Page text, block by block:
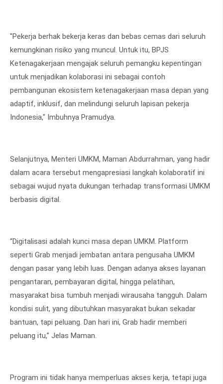
"Pekerja berhak bekerja keras dan bebas cemas dari seluruh
kemungkinan risiko yang muncul. Untuk itu, BPJS
Ketenagakerjaan mengajak seluruh pemangku kepentingan
untuk menjadikan kolaborasi ini sebagai contoh
pembangunan ekosistem ketenagakerjaan masa depan yang
adaptif, inklusif, dan melindungi seluruh lapisan pekerja
Indonesia," Imbuhnya Pramudya.
Selanjutnya, Menteri UMKM, Maman Abdurrahman, yang hadir
dalam acara tersebut mengapresiasi langkah kolaboratif ini
sebagai wujud nyata dukungan terhadap transformasi UMKM
berbasis digital.
“Digitalisasi adalah kunci masa depan UMKM. Platform
seperti Grab menjadi jembatan antara pengusaha UMKM
dengan pasar yang lebih luas. Dengan adanya akses layanan
pengantaran, pembayaran digital, hingga pelatihan,
masyarakat bisa tumbuh menjadi wirausaha tangguh. Dalam
kondisi sulit, yang dibutuhkan masyarakat bukan sekadar
bantuan, tapi peluang. Dan hari ini, Grab hadir memberi
peluang itu,” Jelas Maman.
Program ini tidak hanya memperluas akses kerja, tetapi juga